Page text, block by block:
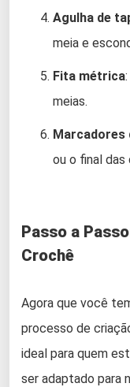
Agulha de
meia e
Fita métrica
meias.
Marcadores
ou o final das
Passo a
Crochê
Agora que você
processo de
ideal para quem
ser adaptado para